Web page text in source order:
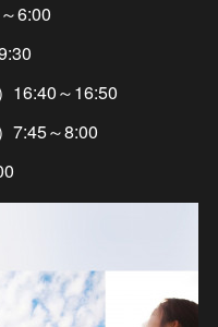
6:00
16:40～16:50
7:45～8:00